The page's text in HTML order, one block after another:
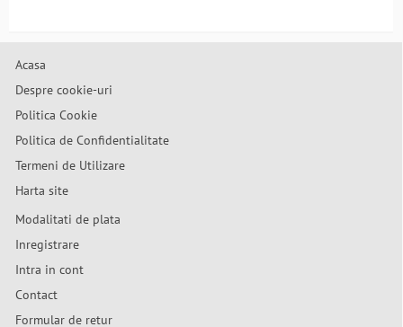
Acasa
Despre cookie-uri
Politica Cookie
Politica de Confidentialitate
Termeni de Utilizare
Harta site
Modalitati de plata
Inregistrare
Intra in cont
Contact
Formular de retur